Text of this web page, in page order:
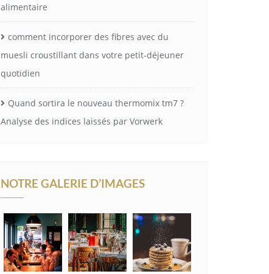
alimentaire
comment incorporer des fibres avec du
muesli croustillant dans votre petit-déjeuner
quotidien
Quand sortira le nouveau thermomix tm7 ?
Analyse des indices laissés par Vorwerk
NOTRE GALERIE D’IMAGES